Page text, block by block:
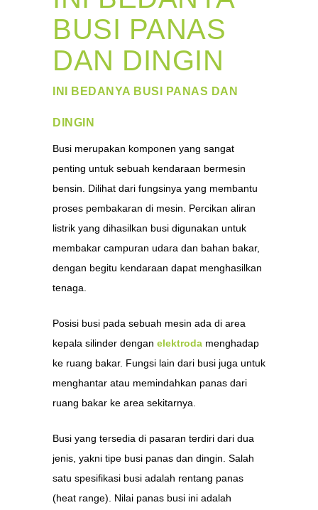
BUSI PANAS
DAN DINGIN
INI BEDANYA BUSI PANAS DAN
DINGIN
Busi merupakan komponen yang sangat
penting untuk sebuah kendaraan bermesin
bensin. Dilihat dari fungsinya yang membantu
proses pembakaran di mesin. Percikan aliran
listrik yang dihasilkan busi digunakan untuk
membakar campuran udara dan bahan bakar,
dengan begitu kendaraan dapat menghasilkan
tenaga.
Posisi busi pada sebuah mesin ada di area
kepala silinder dengan elektroda menghadap
ke ruang bakar. Fungsi lain dari busi juga untuk
menghantar atau memindahkan panas dari
ruang bakar ke area sekitarnya.
Busi yang tersedia di pasaran terdiri dari dua
jenis, yakni tipe busi panas dan dingin. Salah
satu spesifikasi busi adalah rentang panas
(heat range). Nilai panas busi ini adalah